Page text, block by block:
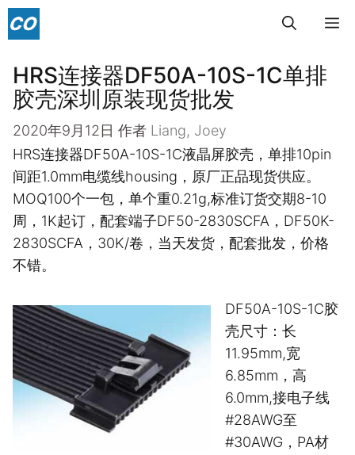
跳
至
菜
HRS连接器DF50A-10S-1C单排
胶壳深圳原装现货批发
2020年9月12日 作者 Liang, Joey
HRS连接器DF50A-10S-1C液晶屏胶壳，单排10pin
间距1.0mm电缆线housing，原厂正品现货供应。
MOQ100个一包，单个重0.21g,标准订货交期8-10
周，1K起订，配套端子DF50-2830SCFA，DF50K-
2830SCFA，30K/卷，当天发货，配套批发，价格
不错。
DF50A-10S-1C胶
壳尺寸：长
11.95mm,宽
6.85mm，高
6.0mm,接电子线
#28AWG至
#30AWG，PA材